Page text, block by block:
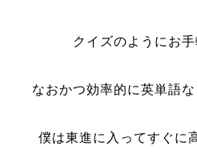
クイズのようにお手
なおかつ効率的に英単語な
僕は東進に入ってすぐに